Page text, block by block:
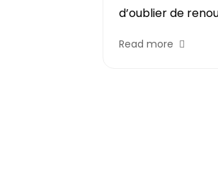
d’oublier de
Read more